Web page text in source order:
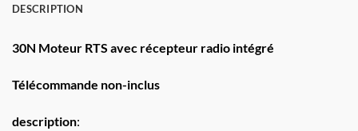
DESCRIPTION
30N Moteur RTS avec récepteur radio intégré
Télécommande non-inclus
description: